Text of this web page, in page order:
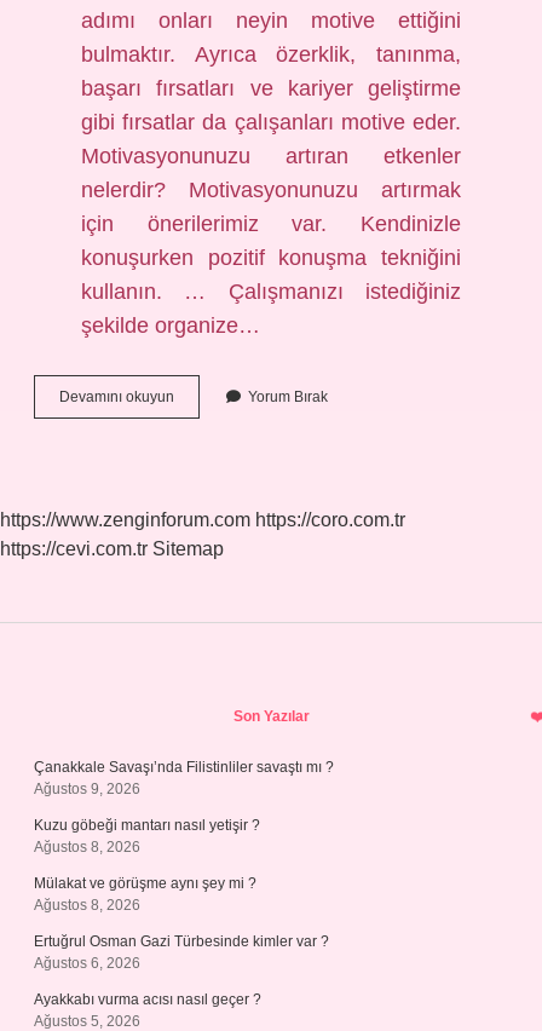
adımı onları neyin motive ettiğini
bulmaktır. Ayrıca özerklik, tanınma,
başarı fırsatları ve kariyer geliştirme
gibi fırsatlar da çalışanları motive eder.
Motivasyonunuzu artıran etkenler
nelerdir? Motivasyonunuzu artırmak
için önerilerimiz var. Kendinizle
konuşurken pozitif konuşma tekniğini
kullanın. … Çalışmanızı istediğiniz
şekilde organize…
Devamını okuyun
Yerinde
Yorum Bırak
https://www.zenginforum.com https://coro.com.tr
https://cevi.com.tr Sitemap
Son Yazılar
Çanakkale Savaşı’nda Filistinliler savaştı mı ?
Ağustos 9, 2026
Kuzu göbeği mantarı nasıl yetişir ?
Ağustos 8, 2026
Mülakat ve görüşme aynı şey mi ?
Ağustos 8, 2026
Ertuğrul Osman Gazi Türbesinde kimler var ?
Ağustos 6, 2026
Ayakkabı vurma acısı nasıl geçer ?
Ağustos 5, 2026